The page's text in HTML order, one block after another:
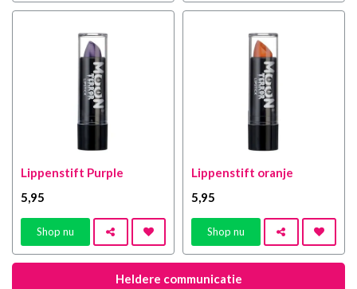
Lippenstift Purple
5 ,95
Shop nu
Lippenstift oranje
5 ,95
Shop nu
Heldere communicatie